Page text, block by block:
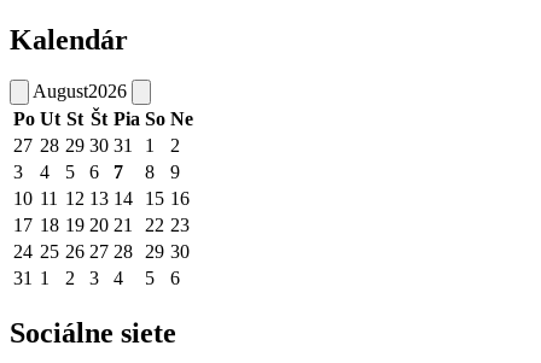
Kalendár
August2026
Po Ut St Št Pia So Ne
27 28 29 30 31 1
2
3
4 5 6 7 8
9
10 11 12 13 14 15 16
17 18 19 20 21 22 23
24 25 26 27 28 29 30
31 1 2 3 4 5 6
Sociálne siete